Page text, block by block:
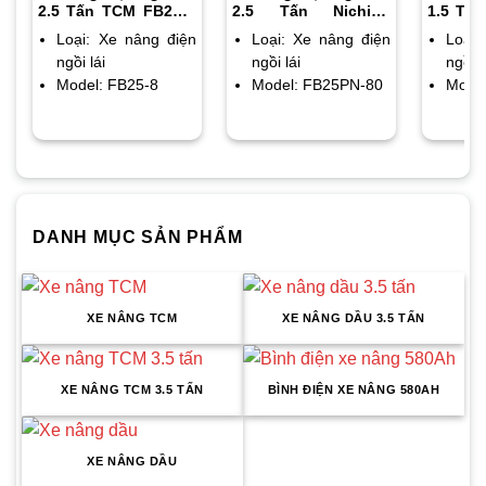
2.5 Tấn TCM FB25-8
chiều cao nâng 4m
Loại: Xe nâng điện
ngồi lái
Model: FB25-8
2.5 Tấn Nichiyu
FB25PN-80 chiều
cao nâng 3m
Loại: Xe nâng điện
ngồi lái
Model: FB25PN-80
1.5
chiều
ngồi
DANH MỤC SẢN PHẨM
XE NÂNG TCM XE NÂNG DẦU 3.5 TẤN
XE NÂNG TCM 3.5 TẤN BÌNH ĐIỆN XE NÂNG 580AH
XE NÂNG DẦU